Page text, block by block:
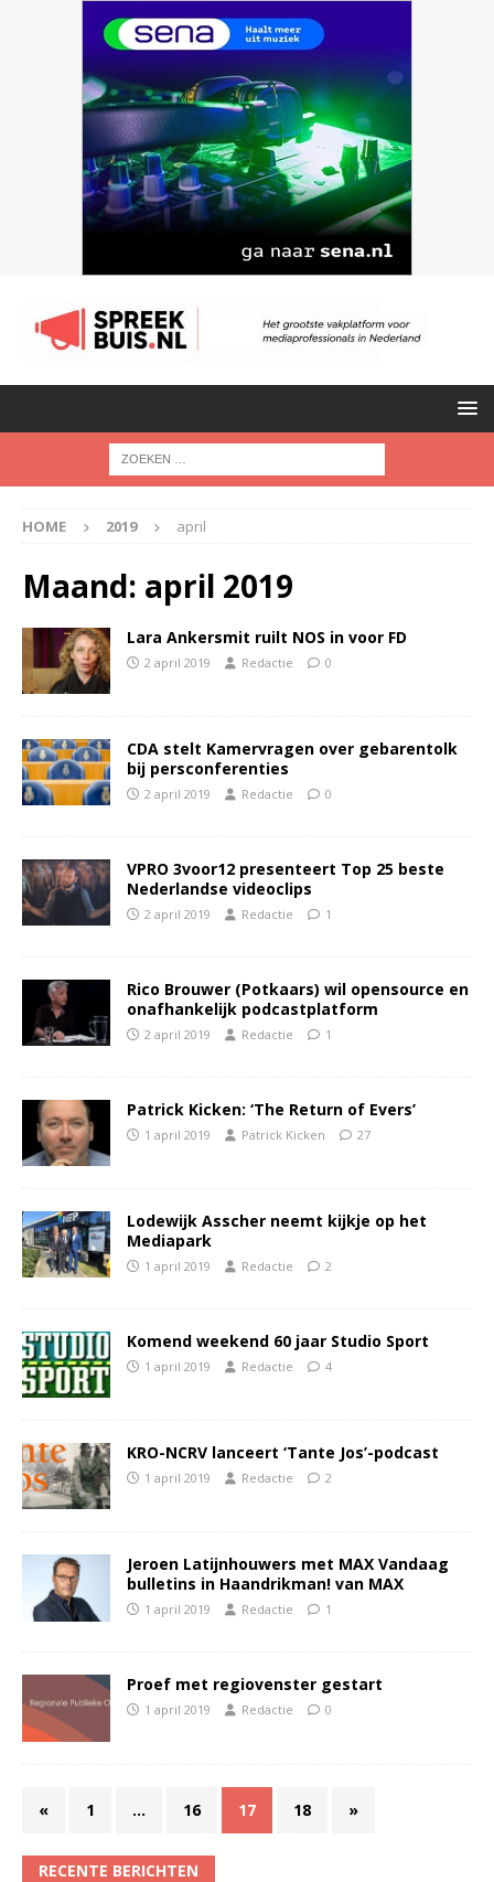
HOME 2019 april
Maand: april 2019
Lara Ankersmit ruilt NOS in voor FD
2 april 2019 Redactie 0
CDA stelt Kamervragen over gebarentolk
bij persconferenties
2 april 2019 Redactie 0
VPRO 3voor12 presenteert Top 25 beste
Nederlandse videoclips
2 april 2019 Redactie 1
Rico Brouwer (Potkaars) wil opensource en
onafhankelijk podcastplatform
2 april 2019 Redactie 1
Patrick Kicken: ‘The Return of Evers’
1 april 2019 Patrick Kicken 27
Lodewijk Asscher neemt kijkje op het
Mediapark
1 april 2019 Redactie 2
Komend weekend 60 jaar Studio Sport
1 april 2019 Redactie 4
KRO-NCRV lanceert ‘Tante Jos’-podcast
1 april 2019 Redactie 2
Jeroen Latijnhouwers met MAX Vandaag
bulletins in Haandrikman! van MAX
1 april 2019 Redactie 1
Proef met regiovenster gestart
1 april 2019 Redactie 0
« 1 … 16 17 18 »
RECENTE BERICHTEN